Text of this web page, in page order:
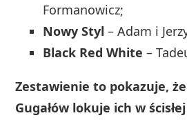
Formanowicz;
Nowy Styl – Adam i
Black Red White –
Zestawienie to pokazuje,
Gugałów lokuje ich w